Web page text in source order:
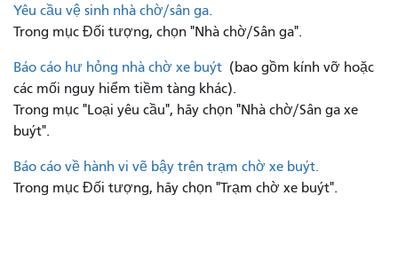
Yêu cầu vệ sinh nhà chờ/sân ga.
Trong mục Đối tượng, chọn "Nhà chờ/Sân ga".
Báo cáo hư hỏng nhà chờ xe buýt (bao gồm kính vỡ hoặc
các mối nguy hiểm tiềm tàng khác).
Trong mục "Loại yêu cầu", hãy chọn "Nhà chờ/Sân ga xe
buýt".
Báo cáo về hành vi vẽ bậy trên trạm chờ xe buýt.
Trong mục Đối tượng, hãy chọn "Trạm chờ xe buýt".